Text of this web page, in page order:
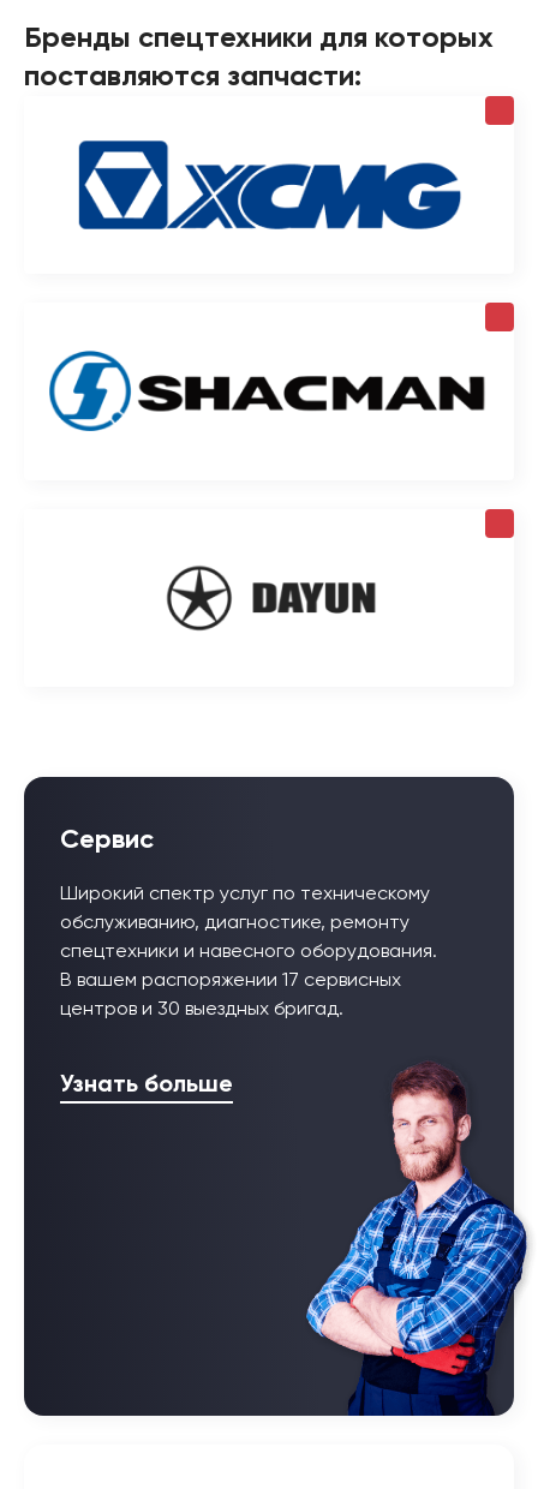
Бренды спецтехники для которых
поставляются запчасти:
Сервис
Широкий спектр услуг по техническому
обслуживанию, диагностике, ремонту
спецтехники и навесного оборудования.
В вашем распоряжении 17 сервисных
центров и 30 выездных бригад.
Узнать больше